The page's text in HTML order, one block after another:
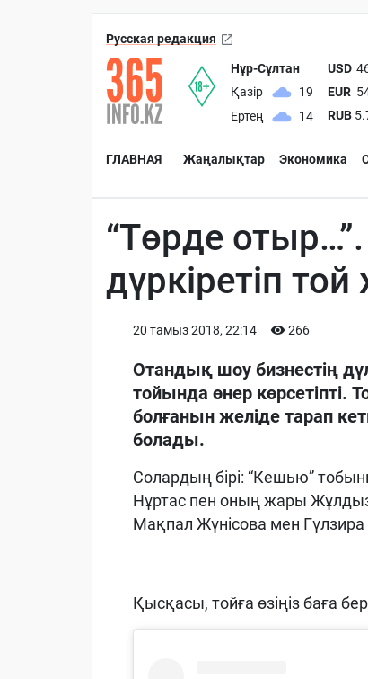
Русская редакция
Нұр-Сұлтан
Қазір
19
Ертең
14
USD
EUR
RUB
ГЛАВНАЯ Жаңалықтар Экономика
“Төрде
дүркіретіп
20 тамыз 2018, 22:14 266
Отандық шоу бизнестің
тойында өнер көрсетіпті.
болғанын желіде тарап
болады.
Солардың бірі: “Кешью”
Нұртас пен оның жары Жұлдыз
Мақпал Жүнісова мен
Қысқасы, тойға өзіңіз баға